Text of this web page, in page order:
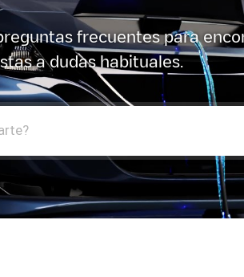
frecuentes para
a dudas habituales.